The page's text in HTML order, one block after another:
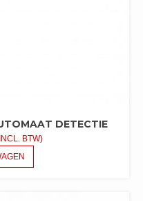
DETECTIE
INCL. BTW)